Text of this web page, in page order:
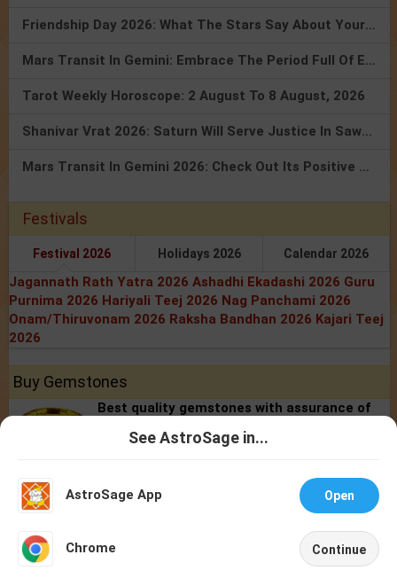
Friendship Day 2026: What The Stars Say About Your Best Friend!
Mars Transit In Gemini: Embrace The Period Full Of Energy & Intelligence
Tarot Weekly Horoscope: 2 August To 8 August, 2026
Shanivar Vrat 2026: Saturn Will Serve Justice In Sawan Month!
Mars Transit In Gemini 2026: Check Out Its Positive & Negative Impact
Festivals
Festival 2026 Holidays 2026 Calendar 2026
Jagannath Rath Yatra 2026 Ashadhi Ekadashi 2026 Guru
Purnima 2026 Hariyali Teej 2026 Nag Panchami 2026
Onam/Thiruvonam 2026 Raksha Bandhan 2026 Kajari Teej
2026
Buy Gemstones
Best quality gemstones with assurance of
Buy Yantras
BUY NOW
Astrologer
See AstroSage in...
AstroSage App Open
Chrome
Continue
Home
Account